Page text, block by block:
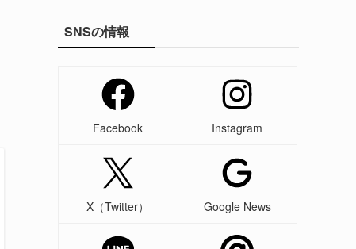
SNSの情報
Facebook Instagram
X（Twitter） Google News